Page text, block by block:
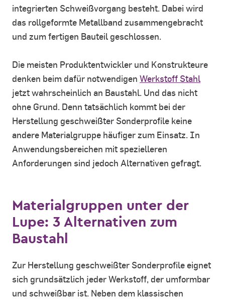
integrierten Schweißvorgang besteht. Dabei wird
das rollgeformte Metallband zusammengebracht
und zum fertigen Bauteil geschlossen.
Die meisten Produktentwickler und Konstrukteure
denken beim dafür notwendigen Werkstoff Stahl
jetzt wahrscheinlich an Baustahl. Und das nicht
ohne Grund. Denn tatsächlich kommt bei der
Herstellung geschweißter Sonderprofile keine
andere Materialgruppe häufiger zum Einsatz. In
Anwendungsbereichen mit spezielleren
Anforderungen sind jedoch Alternativen gefragt.
Materialgruppen unter der
Lupe: 3 Alternativen zum
Baustahl
Zur Herstellung geschweißter Sonderprofile eignet
sich grundsätzlich jeder Werkstoff, der umformbar
und schweißbar ist. Neben dem klassischen